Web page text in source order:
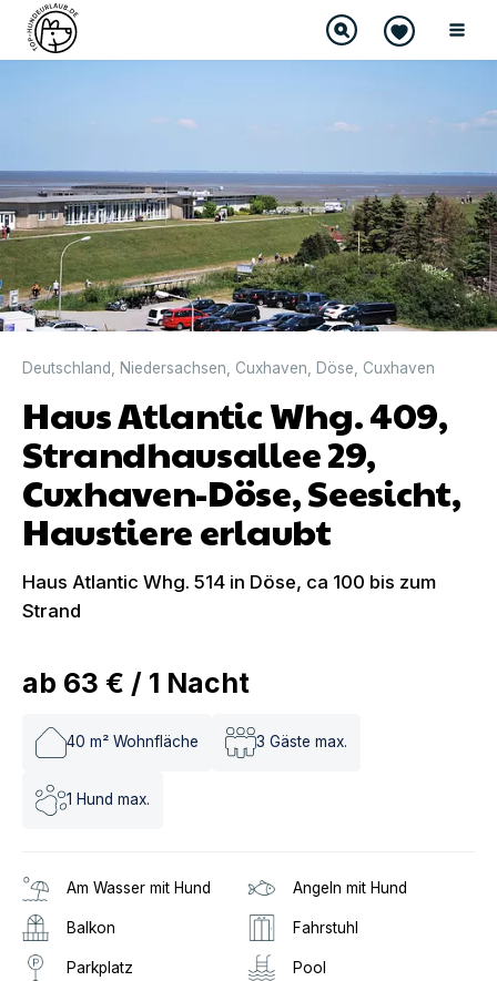
Deutschland Niedersachsen Cuxhaven Döse Cuxhaven
Haus Atlantic Whg. 409,
Strandhausallee 29,
Cuxhaven-Döse, Seesicht,
Haustiere erlaubt
Haus Atlantic Whg. 514 in Döse, ca 100 bis zum
Strand
ab 63 € / 1 Nacht
40 m² Wohnfläche 3 Gäste max.
1 Hund max.
Am Wasser mit Hund Angeln mit Hund
Balkon Fahrstuhl
Parkplatz Pool